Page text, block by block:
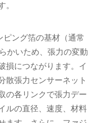
ピング箔の基材（通常
かいため、張力の変動
損につながります。イ
散張力センサーネット
の各リンクで張力デー
ルの直径、速度、材料